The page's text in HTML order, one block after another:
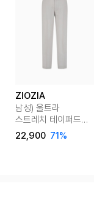
ZIOZIA
남성) 울트라
스트레치 테이퍼드
핏 팬츠
22,900 71%